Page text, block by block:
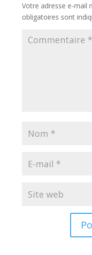
Votre adresse e-mail
obligatoires sont